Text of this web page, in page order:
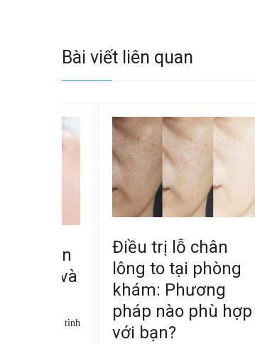
Bài viết liên quan
Điều trị lỗ chân
lông to tại phòng
khám: Phương
pháp nào phù hợp
với bạn?